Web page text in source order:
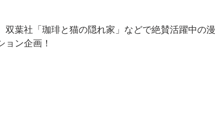
葉社「珈琲と猫の隠れ家」などで絶賛活躍中の漫
ン企画！